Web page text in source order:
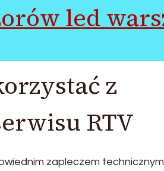
led
z
RTV
zapleczem